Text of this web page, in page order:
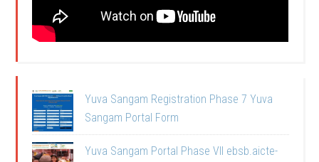
Yuva Sangam Registration Phase 7 Yuva
Sangam Portal Form
Yuva Sangam Portal Phase VII ebsb.aicte-